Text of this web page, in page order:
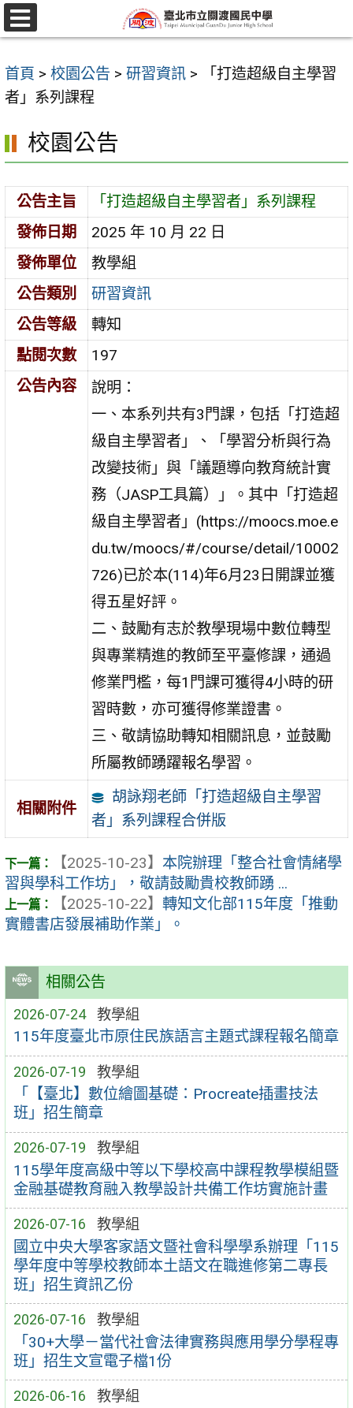
跳
至
要
內
區
選
單
首頁 > 校園公告 > 研習資訊 >
「打造超級自主學習
者」系列課程
相關公告
2026-07-24 教學組
115年度臺北市原住民族語言主題式課程報名簡章
2026-07-19 教學組
「【臺北】數位繪圖基礎：Procreate插畫技法
班」招生簡章
2026-07-19 教學組
115學年度高級中等以下學校高中課程教學模組暨
金融基礎教育融入教學設計共備工作坊實施計畫
2026-07-16 教學組
國立中央大學客家語文暨社會科學學系辦理「115
學年度中等學校教師本土語文在職進修第二專長
班」招生資訊乙份
2026-07-16 教學組
「30+大學－當代社會法律實務與應用學分學程專
班」招生文宣電子檔1份
2026-06-16 教學組
校園公告
公告主旨
「打造超級自主學習者」系列課程
發佈日期
2025 年 10 月 22 日
發佈單位
教學組
公告類別
研習資訊
公告等級
轉知
點閱次數
197
公告內容
說明：
一、本系列共有3門課，包括「打造超
級自主學習者」、「學習分析與行為
改變技術」與「議題導向教育統計實
務（JASP工具篇）」。其中「打造超
級自主學習者」(https://moocs.moe.e
du.tw/moocs/#/course/detail/10002
726)已於本(114)年6月23日開課並獲
得五星好評。
二、鼓勵有志於教學現場中數位轉型
與專業精進的教師至平臺修課，通過
修業門檻，每1門課可獲得4小時的研
習時數，亦可獲得修業證書。
三、敬請協助轉知相關訊息，並鼓勵
所屬教師踴躍報名學習。
相關附件
胡詠翔老師「打造超級自主學習
者」系列課程合併版
【2025-10-23】 本院辦理「整合社會情緒學
習與學科工作坊」，敬請鼓勵貴校教師踴 ...
【2025-10-22】 轉知文化部115年度「推動
實體書店發展補助作業」。